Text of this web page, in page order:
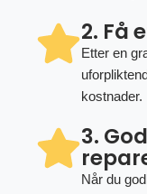
2. Få
Etter en
kostnader.
3.
Når du